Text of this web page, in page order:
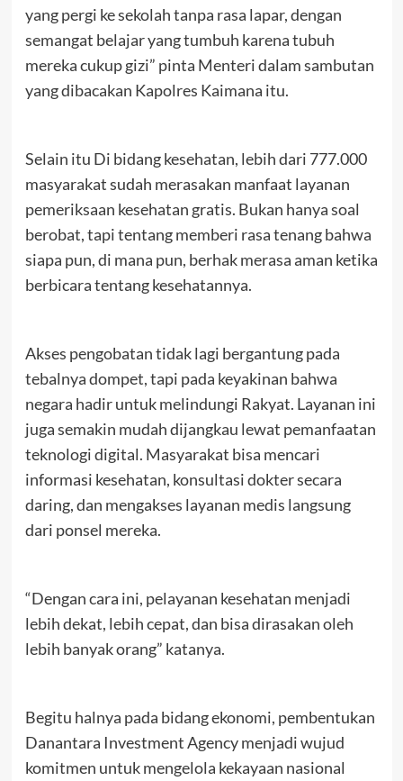
yang pergi ke sekolah tanpa rasa lapar, dengan
semangat belajar yang tumbuh karena tubuh
mereka cukup gizi” pinta Menteri dalam sambutan
yang dibacakan Kapolres Kaimana itu.
Selain itu Di bidang kesehatan, lebih dari 777.000
masyarakat sudah merasakan manfaat layanan
pemeriksaan kesehatan gratis. Bukan hanya soal
berobat, tapi tentang memberi rasa tenang bahwa
siapa pun, di mana pun, berhak merasa aman ketika
berbicara tentang kesehatannya.
Akses pengobatan tidak lagi bergantung pada
tebalnya dompet, tapi pada keyakinan bahwa
negara hadir untuk melindungi Rakyat. Layanan ini
juga semakin mudah dijangkau lewat pemanfaatan
teknologi digital. Masyarakat bisa mencari
informasi kesehatan, konsultasi dokter secara
daring, dan mengakses layanan medis langsung
dari ponsel mereka.
“Dengan cara ini, pelayanan kesehatan menjadi
lebih dekat, lebih cepat, dan bisa dirasakan oleh
lebih banyak orang” katanya.
Begitu halnya pada bidang ekonomi, pembentukan
Danantara Investment Agency menjadi wujud
komitmen untuk mengelola kekayaan nasional